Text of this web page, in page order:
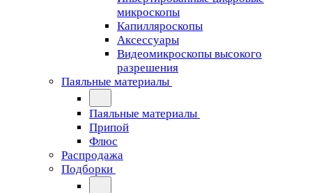
микроскопы
Капилляроскопы
Аксессуары
Видеомикроскопы высокого
разрешения
Паяльные материалы
Паяльные материалы
Припой
Флюс
Распродажа
Подборки